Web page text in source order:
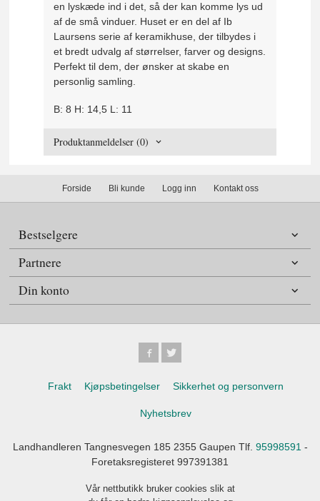
en lyskæde ind i det, så der kan komme lys ud
af de små vinduer. Huset er en del af Ib
Laursens serie af keramikhuse, der tilbydes i
et bredt udvalg af størrelser, farver og designs.
Perfekt til dem, der ønsker at skabe en
personlig samling.
B: 8 H: 14,5 L: 11
Produktanmeldelser (0)
Forside Bli kunde Logg inn Kontakt oss
Bestselgere
Partnere
Din konto
Frakt Kjøpsbetingelser Sikkerhet og personvern
Nyhetsbrev
Landhandleren Tangnesvegen 185 2355 Gaupen Tlf. 95998591 -
Foretaksregisteret 997391381
Vår nettbutikk bruker cookies slik at